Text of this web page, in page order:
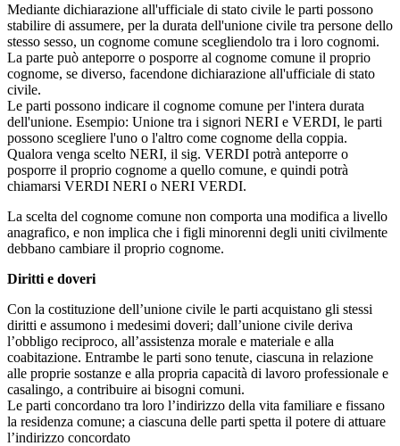
Mediante dichiarazione all'ufficiale di stato civile le parti possono
stabilire di assumere, per la durata dell'unione civile tra persone dello
stesso sesso, un cognome comune scegliendolo tra i loro cognomi.
La parte può anteporre o posporre al cognome comune il proprio
cognome, se diverso, facendone dichiarazione all'ufficiale di stato
civile.
Le parti possono indicare il cognome comune per l'intera durata
dell'unione. Esempio: Unione tra i signori NERI e VERDI, le parti
possono scegliere l'uno o l'altro come cognome della coppia.
Qualora venga scelto NERI, il sig. VERDI potrà anteporre o
posporre il proprio cognome a quello comune, e quindi potrà
chiamarsi VERDI NERI o NERI VERDI.
La scelta del cognome comune non comporta una modifica a livello
anagrafico, e non implica che i figli minorenni degli uniti civilmente
debbano cambiare il proprio cognome.
Diritti e doveri
Con la costituzione dell’unione civile le parti acquistano gli stessi
diritti e assumono i medesimi doveri; dall’unione civile deriva
l’obbligo reciproco, all’assistenza morale e materiale e alla
coabitazione. Entrambe le parti sono tenute, ciascuna in relazione
alle proprie sostanze e alla propria capacità di lavoro professionale e
casalingo, a contribuire ai bisogni comuni.
Le parti concordano tra loro l’indirizzo della vita familiare e fissano
la residenza comune; a ciascuna delle parti spetta il potere di attuare
l’indirizzo concordato